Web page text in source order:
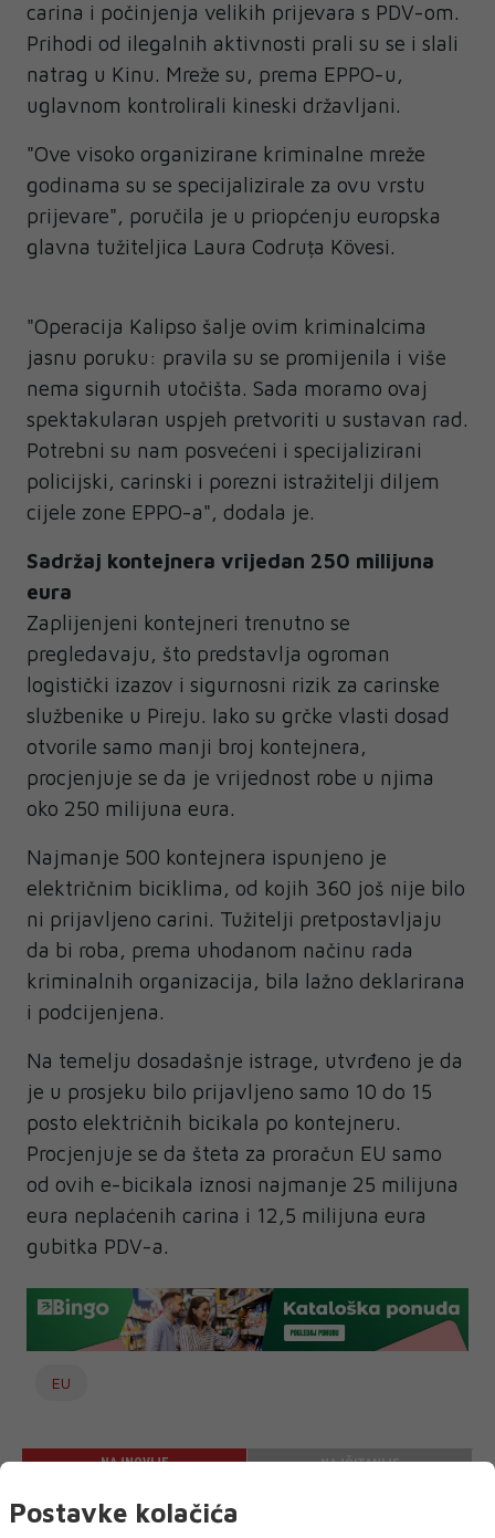
carina i počinjenja velikih prijevara s PDV-om.
Prihodi od ilegalnih aktivnosti prali su se i slali
natrag u Kinu. Mreže su, prema EPPO-u,
uglavnom kontrolirali kineski državljani.
"Ove visoko organizirane kriminalne mreže
godinama su se specijalizirale za ovu vrstu
prijevare", poručila je u priopćenju europska
glavna tužiteljica Laura Codruța Kövesi.
"Operacija Kalipso šalje ovim kriminalcima
jasnu poruku: pravila su se promijenila i više
nema sigurnih utočišta. Sada moramo ovaj
spektakularan uspjeh pretvoriti u sustavan rad.
Potrebni su nam posvećeni i specijalizirani
policijski, carinski i porezni istražitelji diljem
cijele zone EPPO-a", dodala je.
Sadržaj kontejnera vrijedan 250 milijuna
eura
Zaplijenjeni kontejneri trenutno se
pregledavaju, što predstavlja ogroman
logistički izazov i sigurnosni rizik za carinske
službenike u Pireju. Iako su grčke vlasti dosad
otvorile samo manji broj kontejnera,
procjenjuje se da je vrijednost robe u njima
oko 250 milijuna eura.
Najmanje 500 kontejnera ispunjeno je
električnim biciklima, od kojih 360 još nije bilo
ni prijavljeno carini. Tužitelji pretpostavljaju
da bi roba, prema uhodanom načinu rada
kriminalnih organizacija, bila lažno deklarirana
i podcijenjena.
Na temelju dosadašnje istrage, utvrđeno je da
je u prosjeku bilo prijavljeno samo 10 do 15
posto električnih bicikala po kontejneru.
Procjenjuje se da šteta za proračun EU samo
od ovih e-bicikala iznosi najmanje 25 milijuna
eura neplaćenih carina i 12,5 milijuna eura
gubitka PDV-a.
EU
NAJNOVIJE NAJČITANIJE
Postavke kolačića